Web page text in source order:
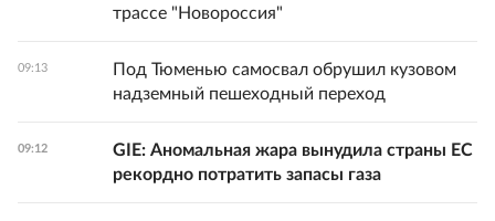
трассе "Новороссия"
09:13
Под Тюменью самосвал обрушил кузовом
надземный пешеходный переход
09:12
GIE: Аномальная жара вынудила страны ЕС
рекордно потратить запасы газа